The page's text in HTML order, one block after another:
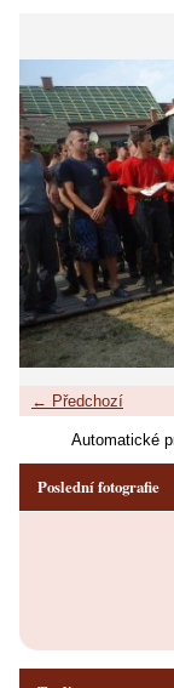
← Předchozí
Automatické
Poslední fotografie